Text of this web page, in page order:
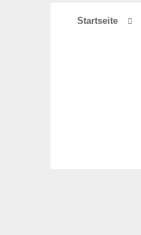
Startseite